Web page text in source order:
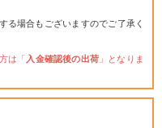
る場合もございますのでご了承く
は「 入金確認後の出荷 」となりま